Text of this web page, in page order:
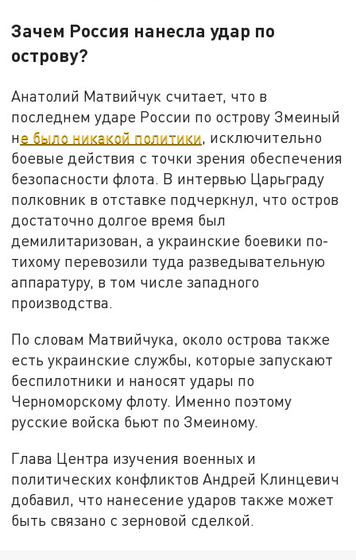
Зачем Россия нанесла удар по
острову?
Анатолий Матвийчук считает, что в
последнем ударе России по острову Змеиный
не было никакой политики, исключительно
боевые действия с точки зрения обеспечения
безопасности флота. В интервью Царьграду
полковник в отставке подчеркнул, что остров
достаточно долгое время был
демилитаризован, а украинские боевики по-
тихому перевозили туда разведывательную
аппаратуру, в том числе западного
производства.
По словам Матвийчука, около острова также
есть украинские службы, которые запускают
беспилотники и наносят удары по
Черноморскому флоту. Именно поэтому
русские войска бьют по Змеиному.
Глава Центра изучения военных и
политических конфликтов Андрей Клинцевич
добавил, что нанесение ударов также может
быть связано с зерновой сделкой.